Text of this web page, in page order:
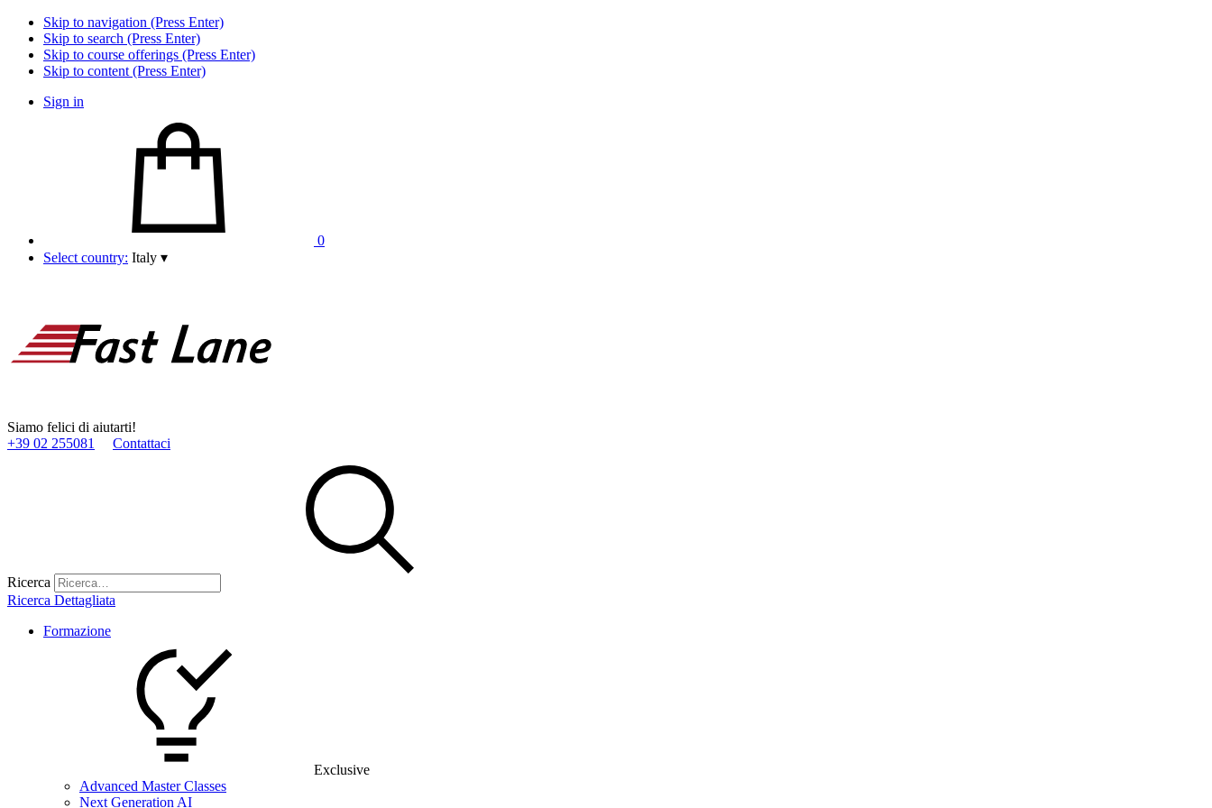
Skip to navigation (Press Enter)
Skip to search (Press Enter)
Skip to course offerings (Press Enter)
Skip to content (Press Enter)
Sign in
0
Select country: Italy ▾
Siamo felici di aiutarti!
+39 02 255081
Contattaci
Ricerca
Ricerca Dettagliata
Formazione
Exclusive
Advanced Master Classes
Next Generation AI